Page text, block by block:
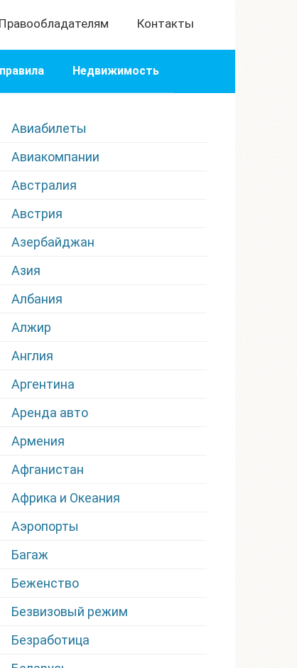
Правообладателям Контакты
Недвижимость
Авиабилеты
Авиакомпании
Австралия
Австрия
Азербайджан
Азия
Албания
Алжир
Англия
Аргентина
Аренда авто
Армения
Афганистан
Африка и Океания
Аэропорты
Багаж
Беженство
Безвизовый режим
Безработица